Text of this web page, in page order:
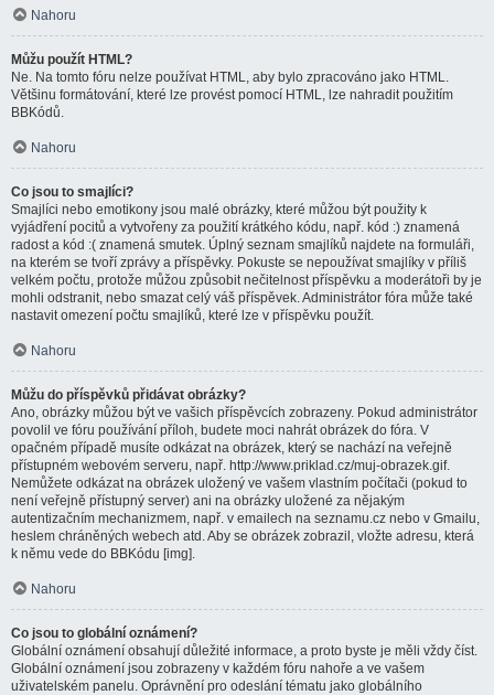
Nahoru
Můžu použít HTML?
Ne. Na tomto fóru nelze používat HTML, aby bylo zpracováno jako HTML.
Většinu formátování, které lze provést pomocí HTML, lze nahradit použitím
BBKódů.
Nahoru
Co jsou to smajlíci?
Smajlíci nebo emotikony jsou malé obrázky, které můžou být použity k
vyjádření pocitů a vytvořeny za použití krátkého kódu, např. kód :) znamená
radost a kód :( znamená smutek. Úplný seznam smajlíků najdete na formuláři,
na kterém se tvoří zprávy a příspěvky. Pokuste se nepoužívat smajlíky v příliš
velkém počtu, protože můžou způsobit nečitelnost příspěvku a moderátoři by je
mohli odstranit, nebo smazat celý váš příspěvek. Administrátor fóra může také
nastavit omezení počtu smajlíků, které lze v příspěvku použít.
Nahoru
Můžu do příspěvků přidávat obrázky?
Ano, obrázky můžou být ve vašich příspěvcích zobrazeny. Pokud administrátor
povolil ve fóru používání příloh, budete moci nahrát obrázek do fóra. V
opačném případě musíte odkázat na obrázek, který se nachází na veřejně
přístupném webovém serveru, např. http://www.priklad.cz/muj-obrazek.gif.
Nemůžete odkázat na obrázek uložený ve vašem vlastním počítači (pokud to
není veřejně přístupný server) ani na obrázky uložené za nějakým
autentizačním mechanizmem, např. v emailech na seznamu.cz nebo v Gmailu,
heslem chráněných webech atd. Aby se obrázek zobrazil, vložte adresu, která
k němu vede do BBKódu [img].
Nahoru
Co jsou to globální oznámení?
Globální oznámení obsahují důležité informace, a proto byste je měli vždy číst.
Globální oznámení jsou zobrazeny v každém fóru nahoře a ve vašem
uživatelském panelu. Oprávnění pro odeslání tématu jako globálního